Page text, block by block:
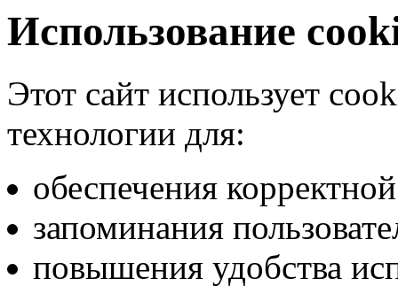
Использование
Этот сайт использует
технологии для:
обеспечения
запоминания
повышения удобства